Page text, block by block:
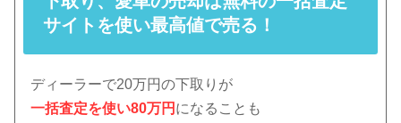
サイトを使い最高値で売る！
ディーラーで20万円の下取りが
一括査定を使い80万円 になることも